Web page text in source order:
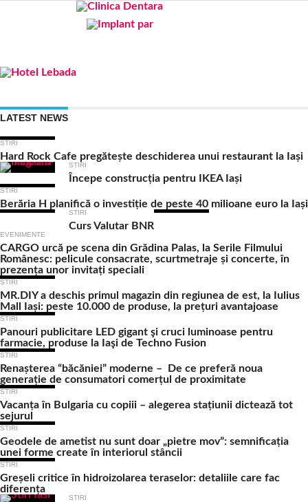
LATEST NEWS
STIRI
Hard Rock Cafe pregătește deschiderea unui restaurant la Iași
STIRI
Începe construcția pentru IKEA Iași
STIRI
Berăria H planifică o investiție de peste 40 milioane euro la Iași
STIRI
Curs Valutar BNR
EVENIMENTE
CARGO urcă pe scena din Grădina Palas, la Serile Filmului
Românesc: pelicule consacrate, scurtmetraje și concerte, în
prezența unor invitați speciali
STIRI
MR.DIY a deschis primul magazin din regiunea de est, la Iulius
Mall Iași: peste 10.000 de produse, la prețuri avantajoase
STIRI
Panouri publicitare LED gigant şi cruci luminoase pentru
farmacie, produse la Iaşi de Techno Fusion
STIRI
Renașterea “băcăniei” moderne – De ce preferă noua
generație de consumatori comerțul de proximitate
STIRI
Vacanța în Bulgaria cu copiii – alegerea stațiunii dictează tot
sejurul
STIRI
Geodele de ametist nu sunt doar „pietre mov”: semnificația
unei forme create în interiorul stâncii
STIRI
Greșeli critice în hidroizolarea teraselor: detaliile care fac
diferența
STIRI